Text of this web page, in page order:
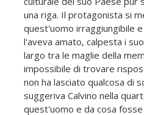
una riga. Il protagonista si
quest'uomo irraggiungibile
l'aveva amato, calpesta i
largo tra le maglie della
impossibile di trovare
non ha lasciato qualcosa di
suggeriva Calvino nella
quest'uomo e da cosa